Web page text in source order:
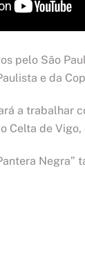
pelo São
e da
a trabalhar
Celta de Vigo,